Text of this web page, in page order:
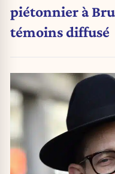
piétonnier à
témoins diffusé